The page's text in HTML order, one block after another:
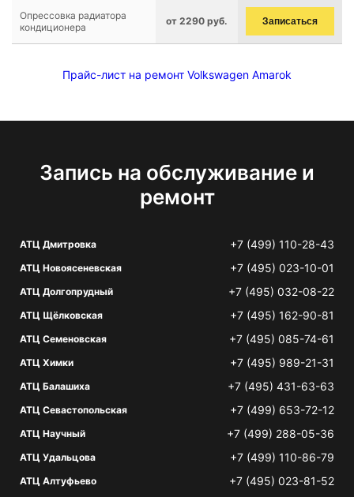
Опрессовка радиатора
кондиционера
от 2290 руб. Записаться
Прайс-лист на ремонт Volkswagen Amarok
Запись на обслуживание и
ремонт
АТЦ Дмитровка +7 (499) 110-28-43
АТЦ Новоясеневская +7 (495) 023-10-01
АТЦ Долгопрудный +7 (495) 032-08-22
АТЦ Щёлковская +7 (495) 162-90-81
АТЦ Семеновская +7 (495) 085-74-61
АТЦ Химки +7 (495) 989-21-31
АТЦ Балашиха +7 (495) 431-63-63
АТЦ Севастопольская +7 (499) 653-72-12
АТЦ Научный +7 (499) 288-05-36
АТЦ Удальцова +7 (499) 110-86-79
АТЦ Алтуфьево +7 (495) 023-81-52